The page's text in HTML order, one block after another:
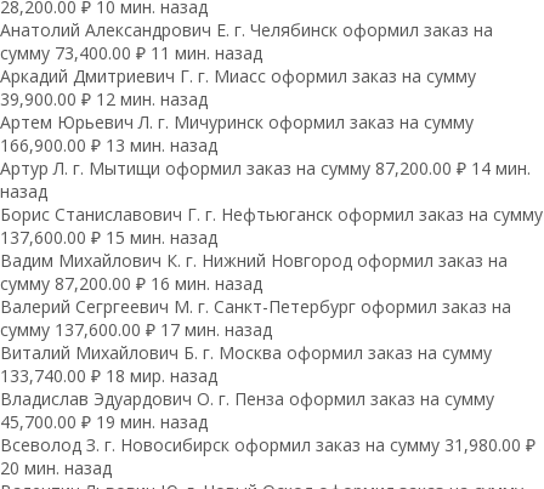
28,200.00 ₽ 10 мин. назад
Анатолий Александрович Е. г. Челябинск оформил заказ на
сумму 73,400.00 ₽ 11 мин. назад
Аркадий Дмитриевич Г. г. Миасс оформил заказ на сумму
39,900.00 ₽ 12 мин. назад
Артем Юрьевич Л. г. Мичуринск оформил заказ на сумму
166,900.00 ₽ 13 мин. назад
Артур Л. г. Мытищи оформил заказ на сумму 87,200.00 ₽ 14 мин.
назад
Борис Станиславович Г. г. Нефтьюганск оформил заказ на сумму
137,600.00 ₽ 15 мин. назад
Вадим Михайлович К. г. Нижний Новгород оформил заказ на
сумму 87,200.00 ₽ 16 мин. назад
Валерий Сегргеевич М. г. Санкт-Петербург оформил заказ на
сумму 137,600.00 ₽ 17 мин. назад
Виталий Михайлович Б. г. Москва оформил заказ на сумму
133,740.00 ₽ 18 мир. назад
Владислав Эдуардович О. г. Пенза оформил заказ на сумму
45,700.00 ₽ 19 мин. назад
Всеволод З. г. Новосибирск оформил заказ на сумму 31,980.00 ₽
20 мин. назад